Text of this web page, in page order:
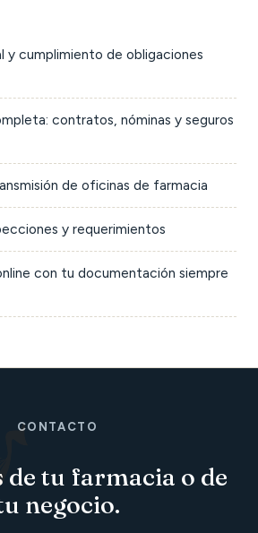
y cumplimiento de obligaciones
contratos, nóminas y seguros
de oficinas de farmacia
y requerimientos
con tu documentación siempre
CONTACTO
de tu farmacia o de
negocio.